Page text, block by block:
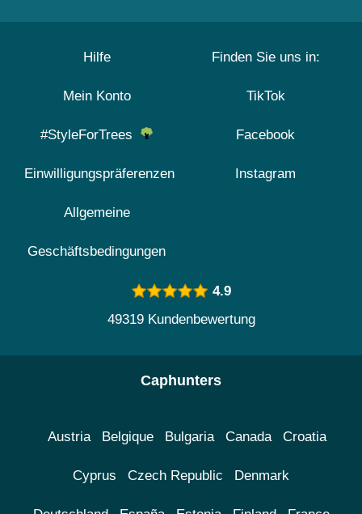
Hilfe
Mein Konto
#StyleForTrees
Einwilligungspräferenzen
Allgemeine
Geschäftsbedingungen
Finden Sie uns in:
TikTok
Facebook
Instagram
4.9
49319 Kundenbewertung
Caphunters
Austria Belgique Bulgaria Canada Croatia
Cyprus Czech Republic Denmark